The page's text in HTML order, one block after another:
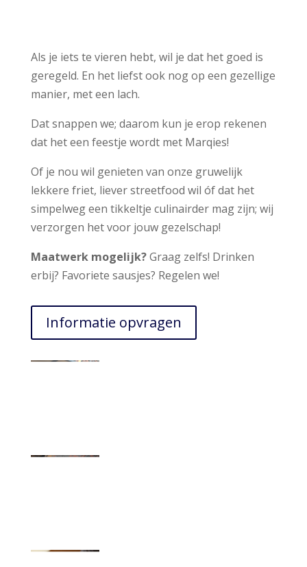
Als je iets te vieren hebt, wil je dat het goed is
geregeld. En het liefst ook nog op een gezellige
manier, met een lach.
Dat snappen we; daarom kun je erop rekenen
dat het een feestje wordt met Marqies!
Of je nou wil genieten van onze gruwelijk
lekkere friet, liever streetfood wil óf dat het
simpelweg een tikkeltje culinairder mag zijn; wij
verzorgen het voor jouw gezelschap!
Maatwerk mogelijk?Graag zelfs! Drinken
erbij? Favoriete sausjes? Regelen we!
Informatie opvragen